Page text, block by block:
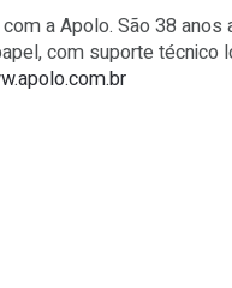
de cor antes de
as imagens
na última etapa. E,
mais escuto é “mas
com a Apolo. São
no papel, com suporte